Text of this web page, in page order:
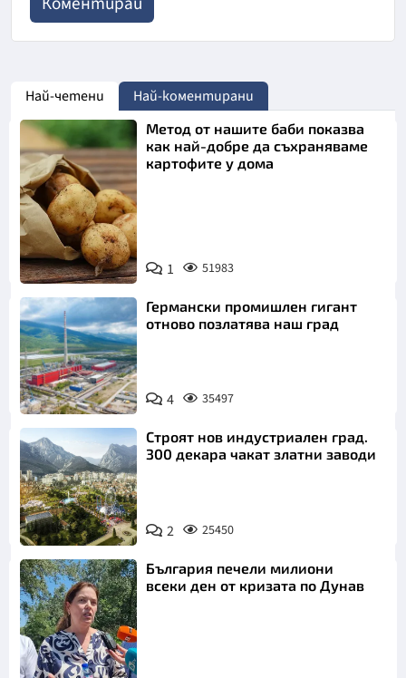
Най-четени Най-коментирани
Снимка:
Пиксабей
Метод от нашите баби показва
как най-добре да съхраняваме
картофите у дома
1 51983
Германски промишлен гигант
отново позлатява наш град
4 35497
Строят нов индустриален град.
300 декара чакат златни заводи
2 25450
България печели милиони
всеки ден от кризата по Дунав